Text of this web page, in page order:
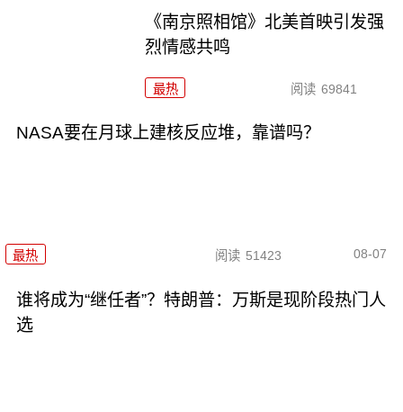
《南京照相馆》北美首映引发强
烈情感共鸣
最热 阅读 69841
NASA要在月球上建核反应堆，靠谱吗？
最热 阅读 51423 08-07
谁将成为“继任者”？特朗普：万斯是现阶段热门人
选